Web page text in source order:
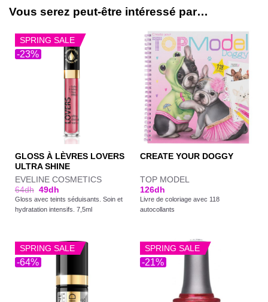
Vous serez peut-être intéressé par…
-23%
SPRING SALE
GLOSS À LÈVRES LOVERS
ULTRA SHINE
EVELINE COSMETICS
64dh 49dh
Gloss avec teints séduisants. Soin et
hydratation intensifs. 7,5ml
CREATE YOUR DOGGY
TOP MODEL
126dh
Livre de coloriage avec 118
autocollants
-64%
SPRING SALE
-21%
SPRING SALE